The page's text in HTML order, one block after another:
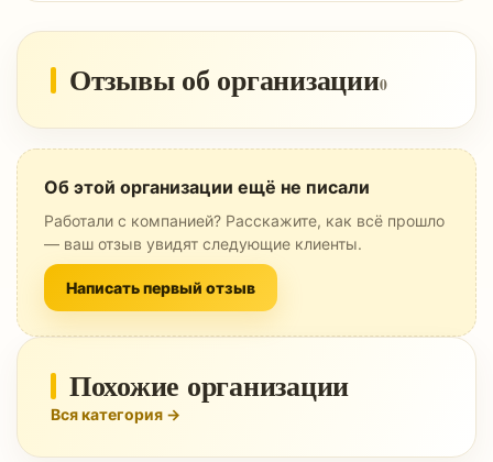
Отзывы об организации0
Об этой организации ещё не писали
Работали с компанией? Расскажите, как всё прошло
— ваш отзыв увидят следующие клиенты.
Написать первый отзыв
Похожие организации
Вся категория →